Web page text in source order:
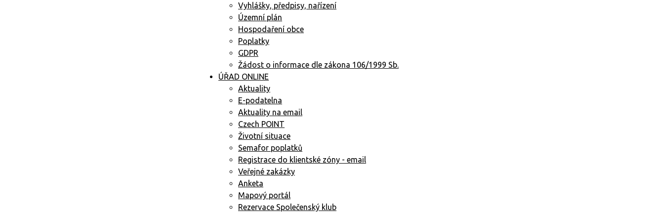
Vyhlášky, předpisy, nařízení
Územní plán
Hospodaření obce
Poplatky
GDPR
Žádost o informace dle zákona 106/1999 Sb.
ÚŘAD ONLINE
Aktuality
E-podatelna
Aktuality na email
Czech POINT
Životní situace
Semafor poplatků
Registrace do klientské zóny - email
Veřejné zakázky
Anketa
Mapový portál
Rezervace Společenský klub